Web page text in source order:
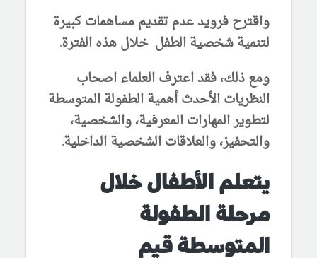
واقترح فرويد عدم تقديم مساهمات كبيرة
لتنمية شخصية الطفل خلال هذه الفترة.
ومع ذلك، فقد اعترف العلماء اصحاب
النظريات الأحدث أهمية الطفولة المتوسطة
لتطوير المهارات المعرفية، والشخصية،
والتحفيز، والعلاقات الشخصية الداخلية.
يتعلم الأطفال خلال
مرحلة الطفولة
المتوسطة قيم